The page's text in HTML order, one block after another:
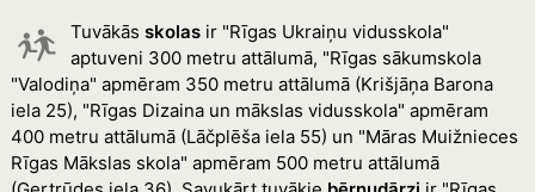
Tuvākās skolasir "Rīgas Ukraiņu vidusskola"
aptuveni 300 metru attālumā, "Rīgas sākumskola
"Valodiņa" apmēram 350 metru attālumā (Krišjāņa Barona
iela 25), "Rīgas Dizaina un mākslas vidusskola" apmēram
400 metru attālumā (Lāčplēša iela 55) un "Māras Muižnieces
Rīgas Mākslas skola" apmēram 500 metru attālumā